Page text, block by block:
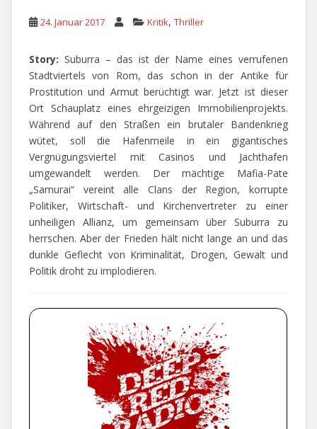
24. Januar 2017 Kritik, Thriller
Story: Suburra – das ist der Name eines verrufenen
Stadtviertels von Rom, das schon in der Antike für
Prostitution und Armut berüchtigt war. Jetzt ist dieser
Ort Schauplatz eines ehrgeizigen Immobilienprojekts.
Während auf den Straßen ein brutaler Bandenkrieg
wütet, soll die Hafenmeile in ein gigantisches
Vergnügungsviertel mit Casinos und Jachthafen
umgewandelt werden. Der mächtige Mafia-Pate
„Samurai“ vereint alle Clans der Region, korrupte
Politiker, Wirtschaft- und Kirchenvertreter zu einer
unheiligen Allianz, um gemeinsam über Suburra zu
herrschen. Aber der Frieden hält nicht lange an und das
dunkle Geflecht von Kriminalität, Drogen, Gewalt und
Politik droht zu implodieren.